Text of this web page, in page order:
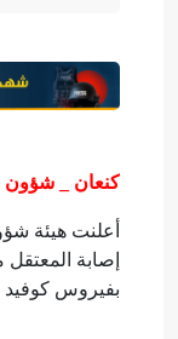
كنعان _ شؤون
أعلنت هيئة
إصابة
بفيروس كوفيد 19 "كورونا".